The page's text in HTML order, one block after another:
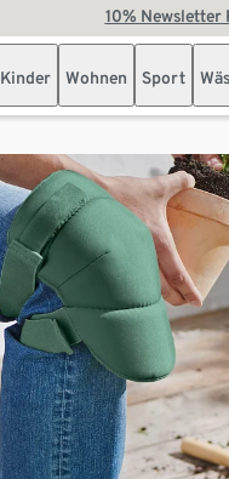
10% Newsletter
Kinder Wohnen Sport